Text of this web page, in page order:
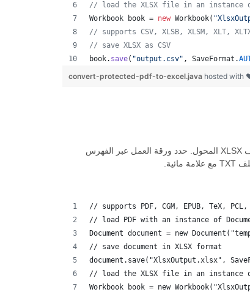
// load the XLSX file in an instance
Workbook
book = new Workbook(
// supports CSV, XLSB, XLSM, XLT,
// save XLSX as CSV
book. save( "output.csv" , SaveFormat .
convert-protected-pdf-to-excel.java hosted with
أثناء تحويل ملف PDF إلى TXT ، يمكنك أيضًا إضافة علامة مائية إلى تنسيق ملف TXT الناتج. لإضافة علامة مائية ، قم بإنشاء مصنف جديد لفتح ملف XLSX المحول. حدد ورقة العمل عبر الفهرس
// supports PDF, CGM, EPUB, TeX,
// load PDF with an instance of
Document document = new
// save document in XLSX format
document.save("XlsxOutput.xlsx",
// load the XLSX file in an instance
Workbook book = new